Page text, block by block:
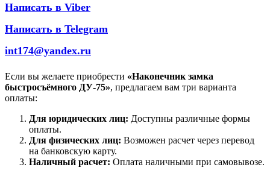
Написать в Viber
Написать в Telegram
int174@yandex.ru
Если вы желаете приобрести «Наконечник замка
быстросъёмного ДУ-75», предлагаем вам три варианта
оплаты:
Для юридических лиц: Доступны различные формы
оплаты.
Для физических лиц: Возможен расчет через перевод
на банковскую карту.
Наличный расчет: Оплата наличными при самовывозе.